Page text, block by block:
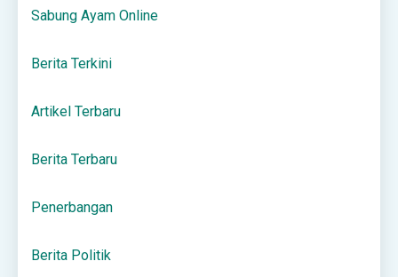
Sabung Ayam Online
Berita Terkini
Artikel Terbaru
Berita Terbaru
Penerbangan
Berita Politik